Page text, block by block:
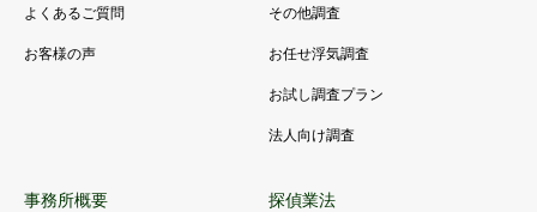
よくあるご質問
お客様の声
その他調査
お任せ浮気調査
お試し調査プラン
法人向け調査
事務所概要 探偵業法